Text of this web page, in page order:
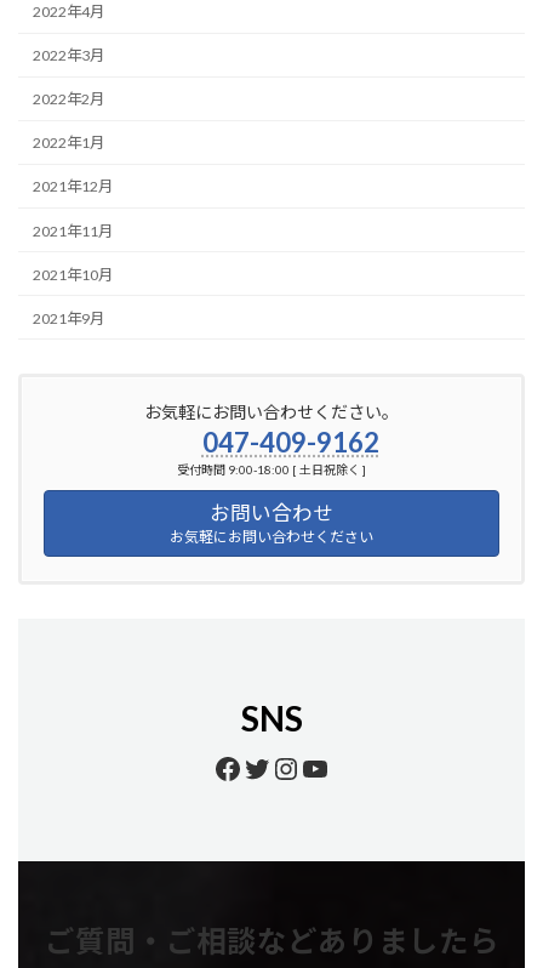
2022年4月
2022年3月
2022年2月
2022年1月
2021年12月
2021年11月
2021年10月
2021年9月
お気軽にお問い合わせください。
047-409-9162
受付時間 9:00-18:00 [ 土日祝除く ]
お問い合わせ
お気軽にお問い合わせください
SNS
Facebook
Twitter
Instagram
YouTube
ご質問・ご相談などありましたら